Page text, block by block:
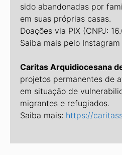
sido abandonadas por
em suas próprias casas.
Doações via PIX (CNPJ:
Saiba mais pelo
Caritas Arquidiocesana
projetos permanentes de
em situação de
migrantes e refugiados.
Saiba mais: https://